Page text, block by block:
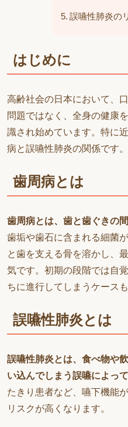
誤嚥性肺炎の
はじめに
高齢社会の日本において、
問題ではなく、全身の健康
識され始めています。特に
病と誤嚥性肺炎の関係です。
歯周病とは
歯周病とは、歯と歯ぐきの
歯垢や歯石に含まれる細菌
と歯を支える骨を溶かし、
気です。初期の段階では自
ちに進行してしまうケース
誤嚥性肺炎とは
誤嚥性肺炎とは、食べ物や
い込んでしまう誤嚥によっ
たきり患者など、嚥下機能
リスクが高くなります。